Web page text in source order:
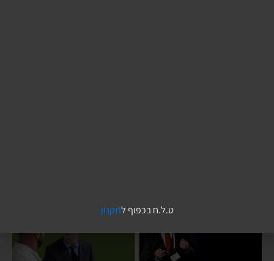
ט.ל.ח בכפוף לתקנון